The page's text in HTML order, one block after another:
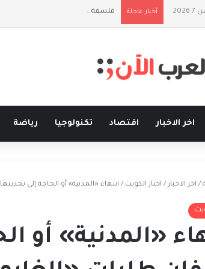
أخبار عاجلة فلسفة الخيط والموج: نصف قرن في
اخر الاخبار اقتصاد تكنولوجيا رياضة
/ اخر الاخبار / اخبار الكويت / انتهاء «المدنية» أو الحاجة إلى
«المدنية» أو